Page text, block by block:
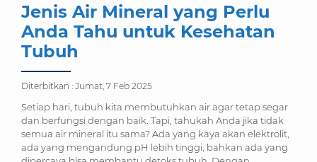
Jenis Air Mineral yang Perlu
Anda Tahu untuk Kesehatan
Tubuh
Diterbitkan : Jumat, 7 Feb 2025
Setiap hari, tubuh kita membutuhkan air agar tetap segar
dan berfungsi dengan baik. Tapi, tahukah Anda jika tidak
semua air mineral itu sama? Ada yang kaya akan elektrolit,
ada yang mengandung pH lebih tinggi, bahkan ada yang